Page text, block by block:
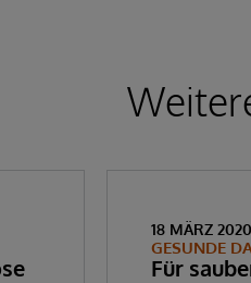
18 MÄRZ 2020
GESUNDE
Für